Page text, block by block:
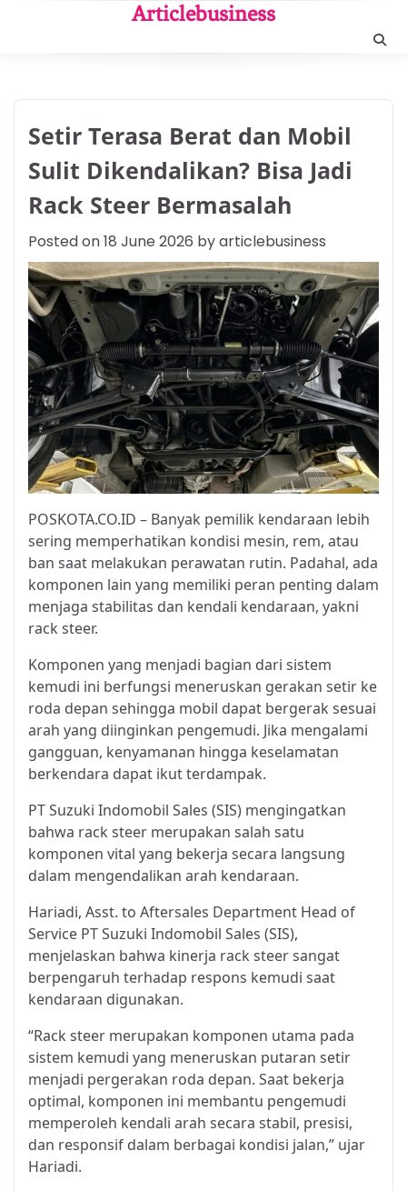
Articlebusiness
Setir Terasa Berat dan Mobil
Sulit Dikendalikan? Bisa Jadi
Rack Steer Bermasalah
Posted on18 June 2026 byarticlebusiness
POSKOTA.CO.ID – Banyak pemilik kendaraan lebih
sering memperhatikan kondisi mesin, rem, atau
ban saat melakukan perawatan rutin. Padahal, ada
komponen lain yang memiliki peran penting dalam
menjaga stabilitas dan kendali kendaraan, yakni
rack steer.
Komponen yang menjadi bagian dari sistem
kemudi ini berfungsi meneruskan gerakan setir ke
roda depan sehingga mobil dapat bergerak sesuai
arah yang diinginkan pengemudi. Jika mengalami
gangguan, kenyamanan hingga keselamatan
berkendara dapat ikut terdampak.
PT Suzuki Indomobil Sales (SIS) mengingatkan
bahwa rack steer merupakan salah satu
komponen vital yang bekerja secara langsung
dalam mengendalikan arah kendaraan.
Hariadi, Asst. to Aftersales Department Head of
Service PT Suzuki Indomobil Sales (SIS),
menjelaskan bahwa kinerja rack steer sangat
berpengaruh terhadap respons kemudi saat
kendaraan digunakan.
“Rack steer merupakan komponen utama pada
sistem kemudi yang meneruskan putaran setir
menjadi pergerakan roda depan. Saat bekerja
optimal, komponen ini membantu pengemudi
memperoleh kendali arah secara stabil, presisi,
dan responsif dalam berbagai kondisi jalan,” ujar
Hariadi.